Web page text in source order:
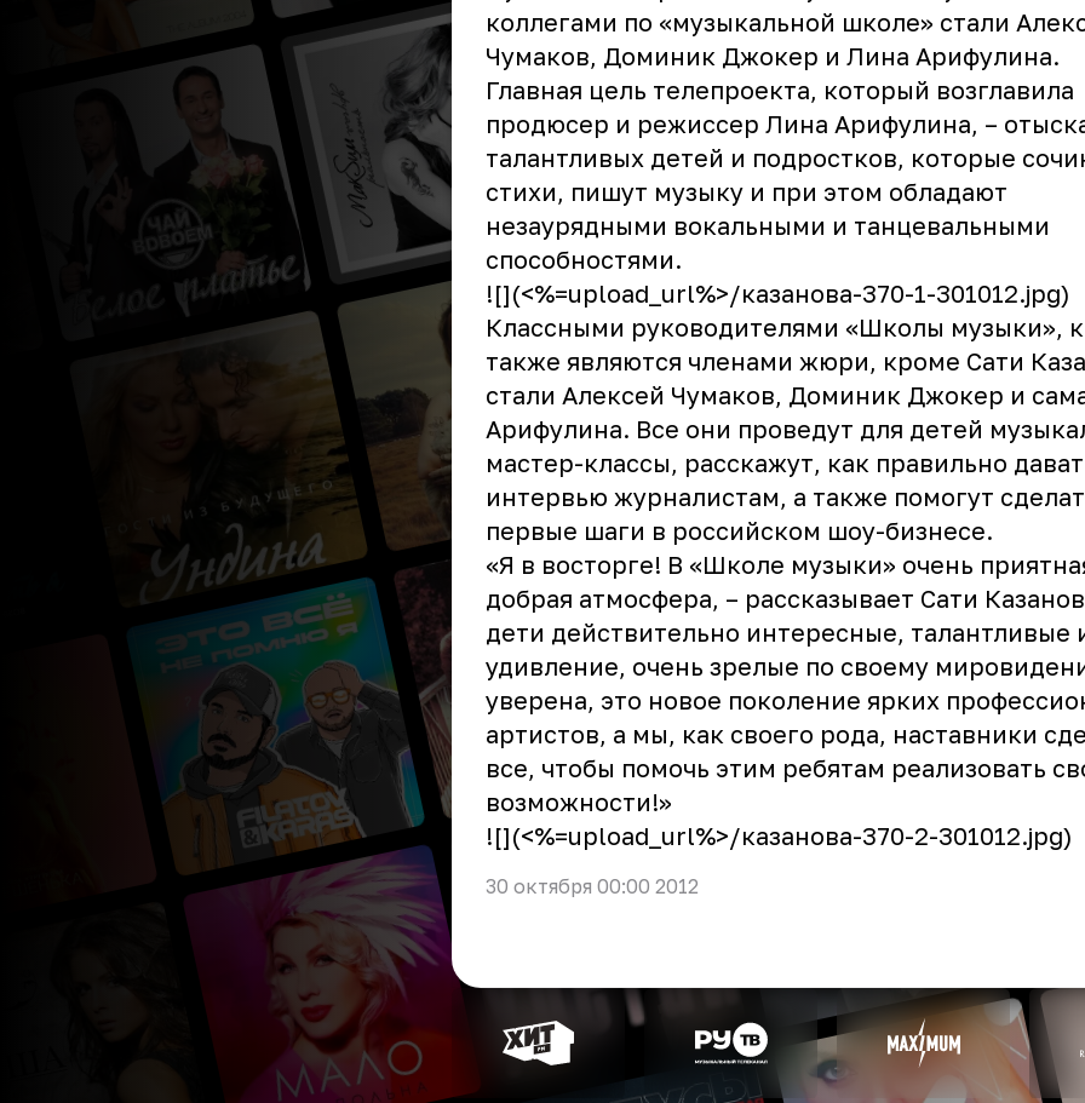
коллегами по «музыкальной школе» стали
Чумаков, Доминик Джокер и Лина Арифулина.
Главная цель телепроекта, который возглавила
продюсер и режиссер Лина Арифулина, –
талантливых детей и подростков, которые
стихи, пишут музыку и при этом обладают
незаурядными вокальными и танцевальными
способностями.
![](<%=upload_url%>/казанова-370-1-301012.jpg)
Классными руководителями «Школы музыки»,
также являются членами жюри, кроме Сати
стали Алексей Чумаков, Доминик Джокер и
Арифулина. Все они проведут для детей
мастер-классы, расскажут, как правильно
интервью журналистам, а также помогут
первые шаги в российском шоу-бизнесе.
«Я в восторге! В «Школе музыки» очень
добрая атмосфера, – рассказывает Сати
дети действительно интересные, талантливые
удивление, очень зрелые по своему
уверена, это новое поколение ярких
артистов, а мы, как своего рода, наставники
все, чтобы помочь этим ребятам реализовать
возможности!»
![](<%=upload_url%>/казанова-370-2-301012.jpg)
30 октября 00:00 2012